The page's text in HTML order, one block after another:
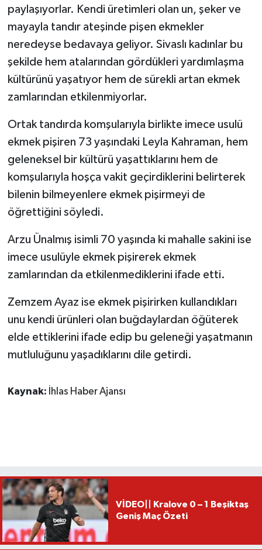
paylaşıyorlar. Kendi üretimleri olan un, şeker ve
mayayla tandır ateşinde pişen ekmekler
neredeyse bedavaya geliyor. Sivaslı kadınlar bu
şekilde hem atalarından gördükleri yardımlaşma
kültürünü yaşatıyor hem de sürekli artan ekmek
zamlarından etkilenmiyorlar.
Ortak tandırda komşularıyla birlikte imece usulü
ekmek pişiren 73 yaşındaki Leyla Kahraman, hem
geleneksel bir kültürü yaşattıklarını hem de
komşularıyla hoşça vakit geçirdiklerini belirterek
bilenin bilmeyenlere ekmek pişirmeyi de
öğrettiğini söyledi.
Arzu Ünalmış isimli 70 yaşında ki mahalle sakini ise
imece usulüyle ekmek pişirerek ekmek
zamlarından da etkilenmediklerini ifade etti.
Zemzem Ayaz ise ekmek pişirirken kullandıkları
unu kendi ürünleri olan buğdaylardan öğüterek
elde ettiklerini ifade edip bu geleneği yaşatmanın
mutluluğunu yaşadıklarını dile getirdi.
Kaynak: İhlas Haber Ajansı
VİDEO|| Kralove 0 – 1 Beşiktaş
Geniş Maç Özeti